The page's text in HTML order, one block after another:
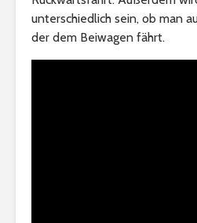
unterschiedlich sein, ob man
der dem Beiwagen fährt.